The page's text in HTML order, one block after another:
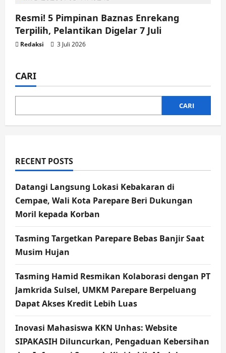
Resmi! 5 Pimpinan Baznas Enrekang
Terpilih, Pelantikan Digelar 7 Juli
Redaksi 3 Juli 2026
CARI
CARI
RECENT POSTS
Datangi Langsung Lokasi Kebakaran di
Cempae, Wali Kota Parepare Beri Dukungan
Moril kepada Korban
Tasming Targetkan Parepare Bebas Banjir Saat
Musim Hujan
Tasming Hamid Resmikan Kolaborasi dengan PT
Jamkrida Sulsel, UMKM Parepare Berpeluang
Dapat Akses Kredit Lebih Luas
Inovasi Mahasiswa KKN Unhas: Website
SIPAKASIH Diluncurkan, Pengaduan Kebersihan